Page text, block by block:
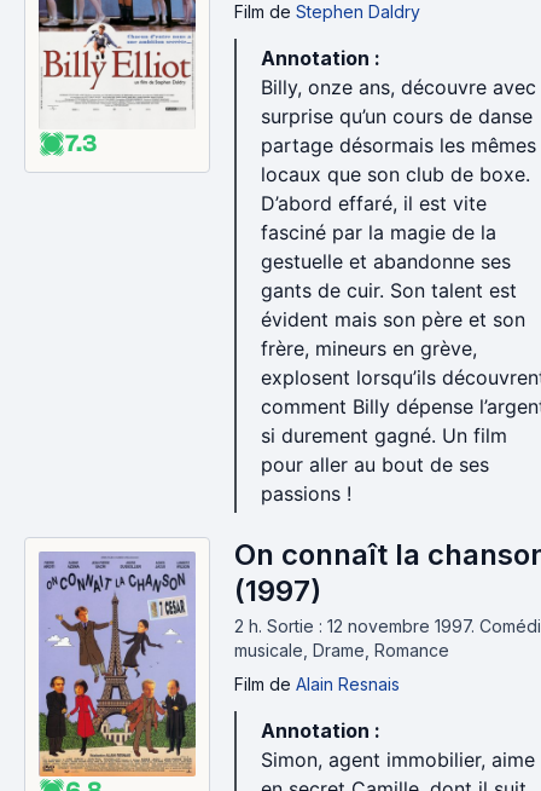
7.3
Film de Stephen Daldry
Annotation :
Billy, onze ans, découvre avec
surprise qu’un cours de danse
partage désormais les mêmes
locaux que son club de boxe.
D’abord effaré, il est vite
fasciné par la magie de la
gestuelle et abandonne ses
gants de cuir. Son talent est
évident mais son père et son
frère, mineurs en grève,
explosent lorsqu’ils
comment Billy dépense
si durement gagné. Un film
pour aller au bout de ses
passions !
On connaît la
(1997)
2 h. Sortie : 12 novembre 1997.
musicale, Drame, Romance
Film de Alain Resnais
Annotation :
Simon, agent immobilier, aime